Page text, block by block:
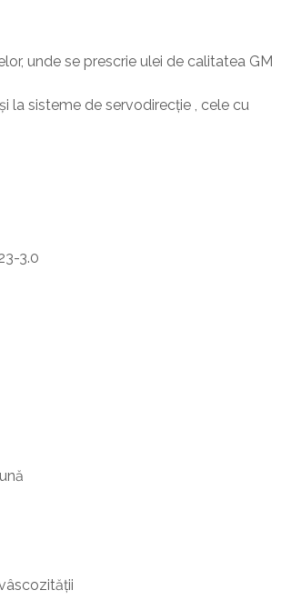
unde se prescrie ulei de calitatea GM
la sisteme de servodirecţie , cele cu
3.0